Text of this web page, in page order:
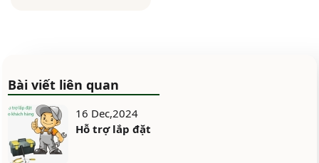
Bài viết liên quan
16 Dec,2024
Hỗ trợ lắp đặt